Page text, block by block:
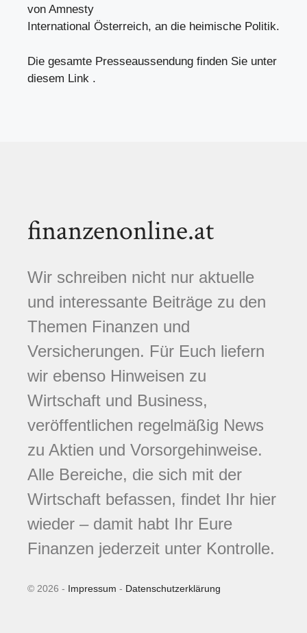
von Amnesty
International Österreich, an die heimische Politik.
Die gesamte Presseaussendung finden Sie unter
diesem Link .
finanzenonline.at
Wir schreiben nicht nur aktuelle
und interessante Beiträge zu den
Themen Finanzen und
Versicherungen. Für Euch liefern
wir ebenso Hinweisen zu
Wirtschaft und Business,
veröffentlichen regelmäßig News
zu Aktien und Vorsorgehinweise.
Alle Bereiche, die sich mit der
Wirtschaft befassen, findet Ihr hier
wieder – damit habt Ihr Eure
Finanzen jederzeit unter Kontrolle.
© 2026 - Impressum - Datenschutzerklärung